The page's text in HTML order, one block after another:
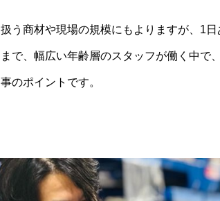
扱う商材や現場の規模にもよりますが、1
まで、幅広い年齢層のスタッフが働く中で
事のポイントです。